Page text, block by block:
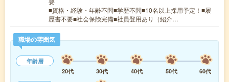
■資格・経験・年齢不問■学歴不問■10名以上採用予定！■履
歴書不要■社会保険完備■社員登用あり（紹介…
職場の雰囲気
年齢層
20代
30代 40代 50代
60代